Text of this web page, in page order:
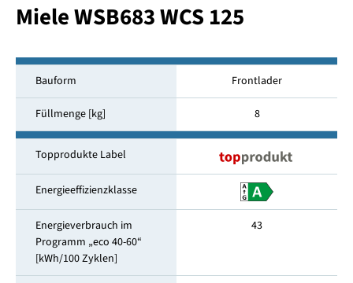
Miele WSB683 WCS 125
Bauform Frontlader
Füllmenge [kg] 8
Topprodukte Label
Energieeffizienzklasse
Energieverbrauch im
Programm „eco 40-60“
[kWh/100 Zyklen]
43